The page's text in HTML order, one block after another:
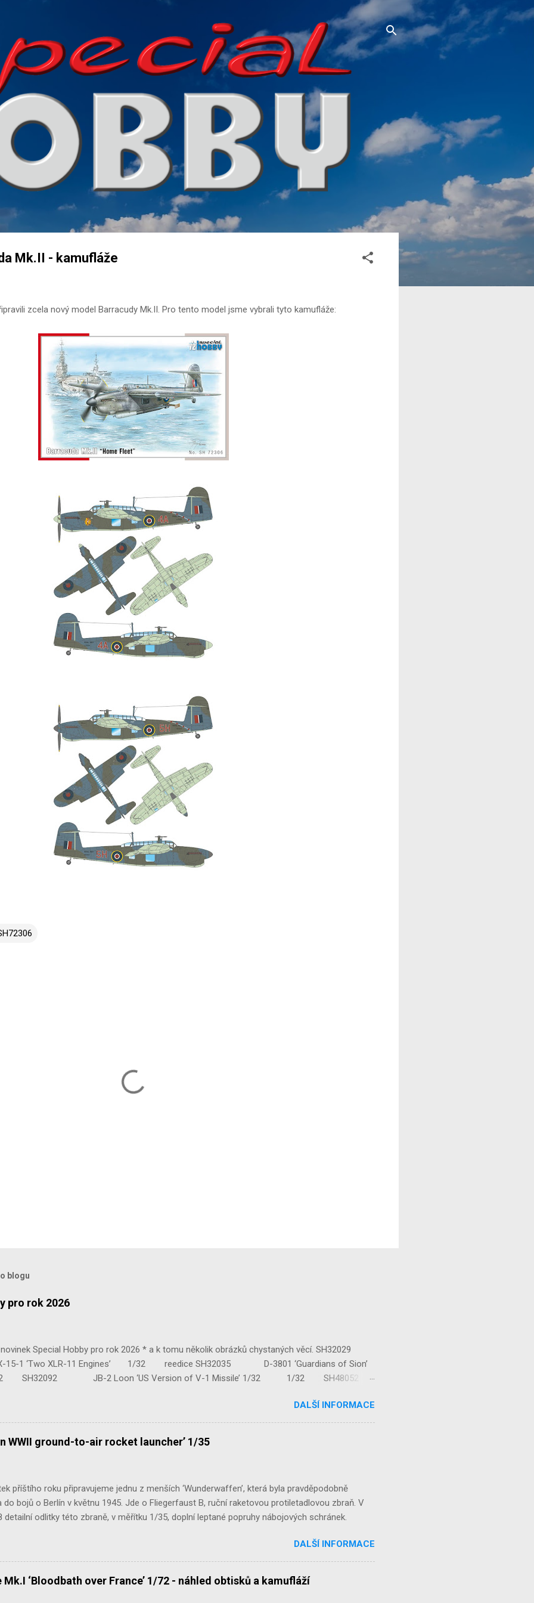
Mk.II - kamufláže
zcela nový model Barracudy Mk.II. Pro tento model jsme vybrali tyto kamufláže:
blogu
pro rok 2026
Special Hobby pro rok 2026 * a k tomu několik obrázků chystaných věcí. SH32029
‘Two XLR-11 Engines’ 1/32 reedice SH32035 D-3801 ‘Guardians of Sion’
JB-2 Loon ‘US Version of V-1 Missile’ 1/32 1/32 SH48052
DALŠÍ INFORMACE
WWII ground-to-air rocket launcher’ 1/35
příštího roku připravujeme jednu z menších ‘Wunderwaffen’, která byla pravděpodobně
do bojů o Berlín v květnu 1945. Jde o Fliegerfaust B, ruční raketovou protiletadlovou zbraň. V
detailní odlitky této zbraně, v měřítku 1/35, doplní leptané popruhy nábojových schránek.
DALŠÍ INFORMACE
‘Bloodbath over France’ 1/72 - náhled obtisků a kamufláží